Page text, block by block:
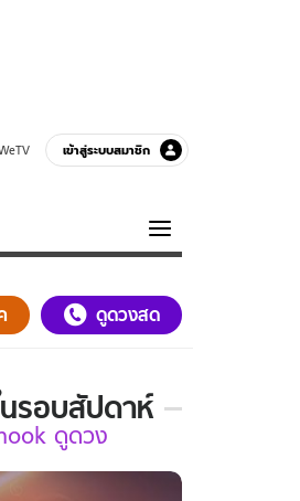
เข้าสู่ระบบสมาชิก
รู้รอบตัวดูดวงสด
นรอบสัปดาห์
ดูดวง